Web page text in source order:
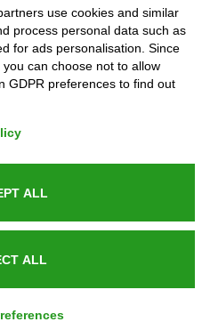
ANNOUNCEMENT
EN ISO 9001:2015
Italia n.8 70123, BARI
use cookies and similar
process personal data such as
for ads personalisation. Since
can choose not to allow
GDPR preferences to find out
ALL
ALL